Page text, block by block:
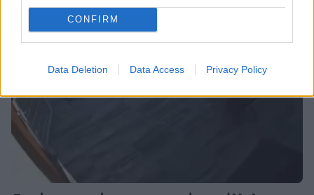
CONFIRM
Data Deletion Data Access Privacy Policy
Αύγουστο: Οι εκπλήξεις των
τηλεθέασης
SHOWBIZ
Καινούργιου - Κουτσουμπής: Ο
έρωτας, ο γάμος και το πρώτο
καλοκαίρι με την Ξένια στη Μύκονο